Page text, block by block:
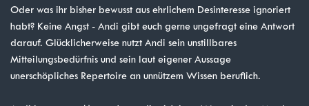
Oder was ihr bisher bewusst aus ehrlichem Desinteresse ignoriert
habt? Keine Angst - Andi gibt euch gerne ungefragt eine Antwort
darauf. Glücklicherweise nutzt Andi sein unstillbares
Mitteilungsbedürfnis und sein laut eigener Aussage
unerschöpliches Repertoire an unnützem Wissen beruflich.